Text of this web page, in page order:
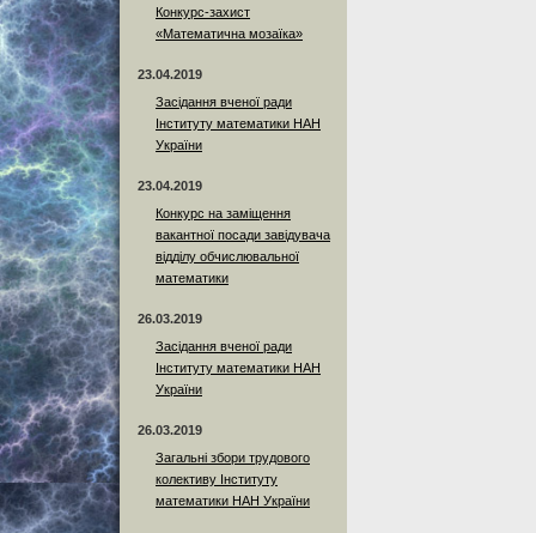
Конкурс-захист
«Математична мозаїка»
23.04.2019
Засідання вченої ради
Інституту математики НАН
України
23.04.2019
Конкурс на заміщення
вакантної посади завідувача
відділу обчислювальної
математики
26.03.2019
Засідання вченої ради
Інституту математики НАН
України
26.03.2019
Загальні збори трудового
колективу Інституту
математики НАН України